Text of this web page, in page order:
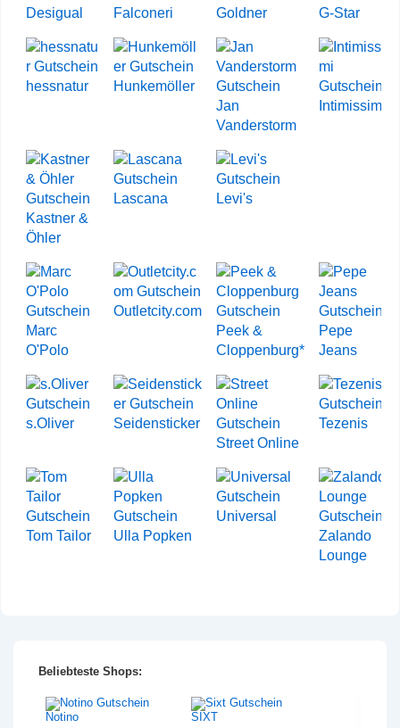
Desigual Falconeri Goldner G-Star
hessnatur
Hunkemöller
Jan
Vanderstorm
Intimissimi
Kastner &
Öhler
Lascana Levi's
Marc
O'Polo
Outletcity.com
Peek &
Cloppenburg*
Pepe
Jeans
s.Oliver
Seidensticker
Street Online
Tezenis
Tom Tailor Ulla Popken
Universal
Zalando
Lounge
Beliebteste Shops:
Notino SIXT